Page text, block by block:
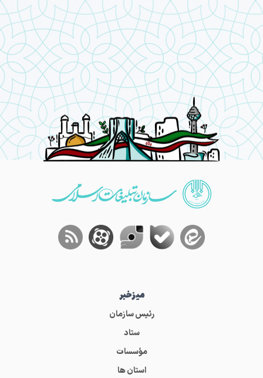
میز‌خبر
رئیس سازمان
ستاد
مؤسسات
استان ها